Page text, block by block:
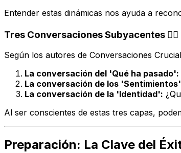
Entender estas dinámicas nos ayuda a
Tres Conversaciones Subyacentes 🕵️‍♀️
Según los autores de Conversaciones
La conversación del 'Qué ha pasado':
La conversación de los
La conversación de la 'Identidad':
Al ser conscientes de estas tres capas,
Preparación: La Clave del